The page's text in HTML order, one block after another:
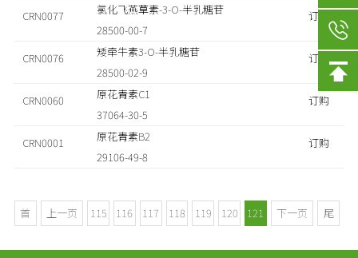
CRN0077
氯化飞燕草素-3-O-半乳糖苷
28500-00-7
订购
CRN0076
矮牵牛素3-O-半乳糖苷
28500-02-9
订购
CRN0060
原花青素C1
37064-30-5
订购
CRN0001
原花青素B2
29106-49-8
订购
首
上一页 115 116 117 118 119 120 121 下一页
尾